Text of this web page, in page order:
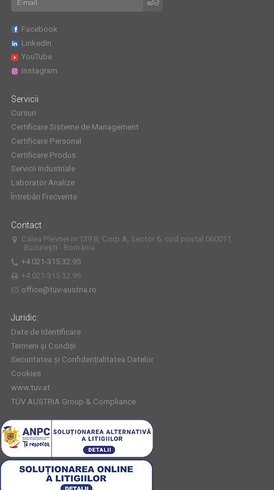
Servicii
Cursuri
Certificare Sisteme de Management
Certificare Personal
Certificare Produs
Servicii Industriale
Laborator Analize
Întrebări Frecvente
Facebook
LinkedIn
YouTube
Instagram
Contact
Calea Plevnei nr.139 B, Corp A, Sector 6, cod poștal 060011,
București - România
+4 021-315.32.95
+4 021-315.32.96
office@tuv-austria.ro
Juridic:
Date de Identificare
Termeni și Condiții
Securitatea și Confidențialitatea Datelor
Cookies
www.tuv.at
TÜV AUSTRIA Group & Compliance